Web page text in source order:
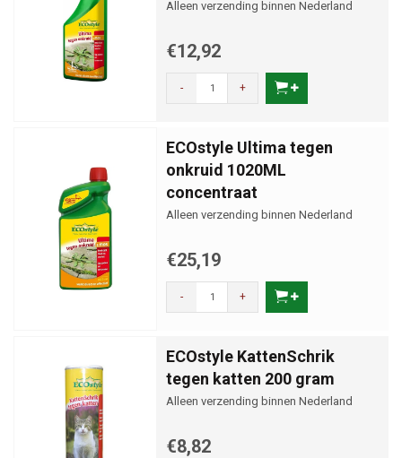
Alleen verzending binnen Nederland
€12,92
- +
ECOstyle Ultima tegen
onkruid 1020ML
concentraat
Alleen verzending binnen Nederland
€25,19
- +
ECOstyle KattenSchrik
tegen katten 200 gram
Alleen verzending binnen Nederland
€8,82